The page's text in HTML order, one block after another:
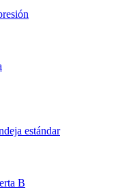
estándar
B